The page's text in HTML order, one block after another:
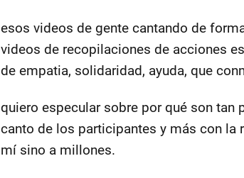
esos videos de gente cantando de
videos de recopilaciones de acciones
de empatia, solidaridad, ayuda, que
quiero especular sobre por qué son
canto de los participantes y más con la
mí sino a millones.